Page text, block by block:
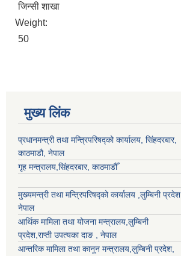
जिन्सी शाखा
Weight:
50
मुख्य लिंक
प्रधानमन्त्री तथा मन्त्रिपरिषद्को कार्यालय, सिंहदरबार,
काठमाडौ, नेपाल
गृह मन्त्रालय,सिंहदरबार, काठमाडौँ
मुख्यमन्त्री तथा मन्त्रिपरिषद्को कार्यालय ,लुम्बिनी प्रदेश,
नेपाल
आर्थिक मामिला तथा योजना मन्त्रालय, लुम्बिनी
प्रदेश ,राप्ती उपत्यका दाङ , नेपाल
आन्तरिक मामिला तथा कानून मन्त्रालय, लुम्बिनी प्रदेश